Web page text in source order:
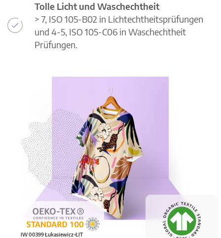
IW 00399 Łukasiewicz-ŁIT
Tolle Licht und Waschechtheit
> 7, ISO 105-B02 in Lichtechtheitsprüfungen
und 4-5, ISO 105-C06 in Waschechtheit
Prüfungen.